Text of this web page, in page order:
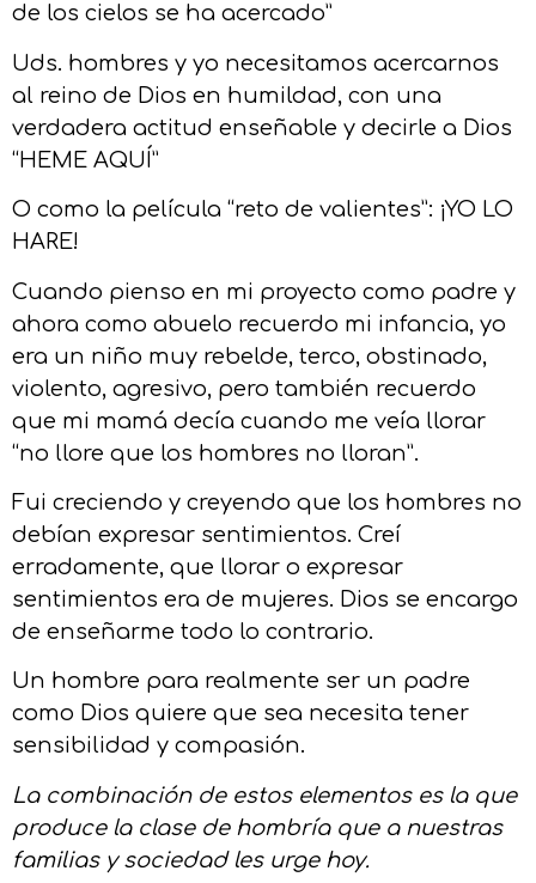
de los cielos se ha acercado”
Uds. hombres y yo necesitamos acercarnos
al reino de Dios en humildad, con una
verdadera actitud enseñable y decirle a Dios
“HEME AQUÍ”
O como la película “reto de valientes”: ¡YO LO
HARE!
Cuando pienso en mi proyecto como padre y
ahora como abuelo recuerdo mi infancia, yo
era un niño muy rebelde, terco, obstinado,
violento, agresivo, pero también recuerdo
que mi mamá decía cuando me veía llorar
“no llore que los hombres no lloran”.
Fui creciendo y creyendo que los hombres no
debían expresar sentimientos. Creí
erradamente, que llorar o expresar
sentimientos era de mujeres. Dios se encargo
de enseñarme todo lo contrario.
Un hombre para realmente ser un padre
como Dios quiere que sea necesita tener
sensibilidad y compasión.
La combinación de estos elementos es la que
produce la clase de hombría que a nuestras
familias y sociedad les urge hoy.